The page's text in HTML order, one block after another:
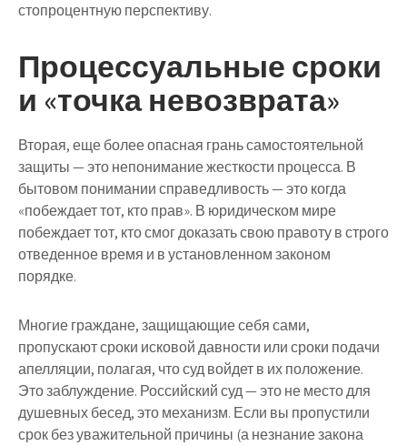
стопроцентную перспективу.
Процессуальные сроки
и «точка невозврата»
Вторая, еще более опасная грань самостоятельной
защиты — это непонимание жесткости процесса. В
бытовом понимании справедливость — это когда
«побеждает тот, кто прав». В юридическом мире
побеждает тот, кто смог доказать свою правоту в строго
отведенное время и в установленном законом
порядке.
Многие граждане, защищающие себя сами,
пропускают сроки исковой давности или сроки подачи
апелляции, полагая, что суд войдет в их положение.
Это заблуждение. Российский суд — это не место для
душевных бесед, это механизм. Если вы пропустили
срок без уважительной причины (а незнание закона